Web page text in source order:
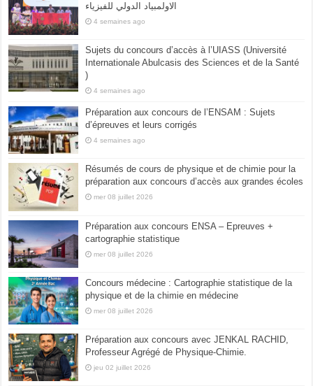
الاولمبياد الدولي للفيزياء
4 semaines ago
Sujets du concours d’accès à l’UIASS (Université
Internationale Abulcasis des Sciences et de la Santé
)
4 semaines ago
Préparation aux concours de l’ENSAM : Sujets
d’épreuves et leurs corrigés
4 semaines ago
Résumés de cours de physique et de chimie pour la
préparation aux concours d’accès aux grandes écoles
mer 08 juillet 2026
Préparation aux concours ENSA – Epreuves +
cartographie statistique
mer 08 juillet 2026
Concours médecine : Cartographie statistique de la
physique et de la chimie en médecine
mer 08 juillet 2026
Préparation aux concours avec JENKAL RACHID,
Professeur Agrégé de Physique-Chimie.
jeu 02 juillet 2026